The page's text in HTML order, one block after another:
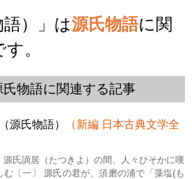
語）」は源氏物語に関
。
物語に関連する記事
源氏物語）
（新編 日本古典文学全
源氏謫居（たつきよ）の間、人々ひそかに嘆
む〔一〕 源氏の君が、須磨の浦で「藻塩(も